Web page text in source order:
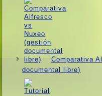
Comparativa
documental libre)